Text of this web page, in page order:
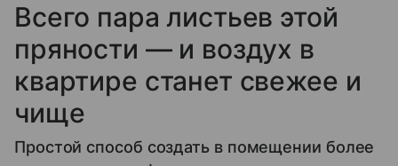
Всего пара листьев этой
пряности — и воздух в
квартире станет свежее и
чище
Простой способ создать в помещении более